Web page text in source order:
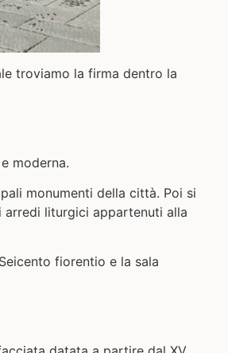
troviamo la firma dentro la
moderna.
monumenti della città. Poi si
liturgici appartenuti alla
fiorentio e la sala